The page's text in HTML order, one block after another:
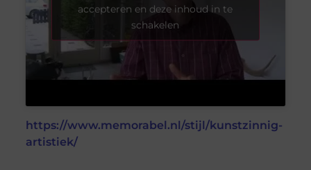
accepteren en deze inhoud in te
schakelen
https://www.memorabel.nl/stijl/kunstzinnig-
artistiek/